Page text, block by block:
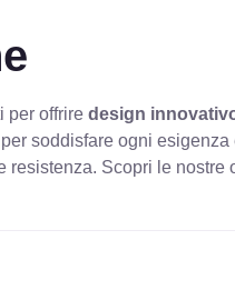
per offriredesign
soddisfare ogni
resistenza. Scopri le nostre